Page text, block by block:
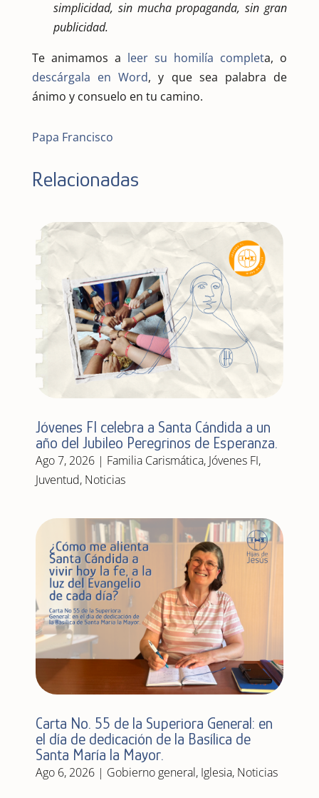
simplicidad, sin mucha propaganda, sin gran
publicidad.
Te animamos a leer su homilía completa, o
descárgala en Word, y que sea palabra de
ánimo y consuelo en tu camino.
Papa Francisco
Relacionadas
Jóvenes FI celebra a Santa Cándida a un
año del Jubileo Peregrinos de Esperanza.
Ago 7, 2026| Familia Carismática, Jóvenes FI,
Juventud, Noticias
Carta No. 55 de la Superiora General: en
el día de dedicación de la Basílica de
Santa María la Mayor.
Ago 6, 2026| Gobierno general, Iglesia, Noticias